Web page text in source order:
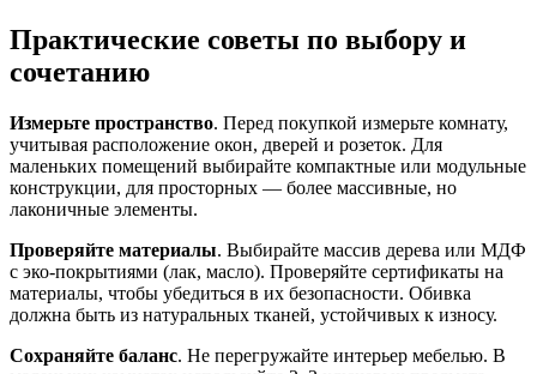
Практические советы по выбору и
сочетанию
Измерьте пространство. Перед покупкой измерьте комнату,
учитывая расположение окон, дверей и розеток. Для
маленьких помещений выбирайте компактные или модульные
конструкции, для просторных — более массивные, но
лаконичные элементы.
Проверяйте материалы. Выбирайте массив дерева или МДФ
с эко-покрытиями (лак, масло). Проверяйте сертификаты на
материалы, чтобы убедиться в их безопасности. Обивка
должна быть из натуральных тканей, устойчивых к износу.
Сохраняйте баланс. Не перегружайте интерьер мебелью. В